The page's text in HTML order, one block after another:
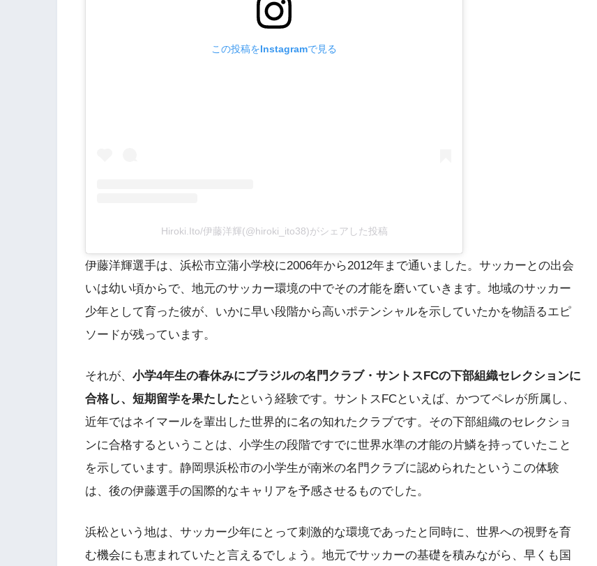
この投稿をInstagramで見る
Hiroki.Ito/伊藤洋輝(@hiroki_ito38)がシェアした投稿
伊藤洋輝選手は、浜松市立蒲小学校に2006年から2012年まで通いました。サッカーとの出会
いは幼い頃からで、地元のサッカー環境の中でその才能を磨いていきます。地域のサッカー
少年として育った彼が、いかに早い段階から高いポテンシャルを示していたかを物語るエピ
ソードが残っています。
それが、 小学4年生の春休みにブラジルの名門クラブ・サントスFCの下部組織セレクションに
合格し、短期留学を果たした という経験です。サントスFCといえば、かつてペレが所属し、
近年ではネイマールを輩出した世界的に名の知れたクラブです。その下部組織のセレクショ
ンに合格するということは、小学生の段階ですでに世界水準の才能の片鱗を持っていたこと
を示しています。静岡県浜松市の小学生が南米の名門クラブに認められたというこの体験
は、後の伊藤選手の国際的なキャリアを予感させるものでした。
浜松という地は、サッカー少年にとって刺激的な環境であったと同時に、世界への視野を育
む機会にも恵まれていたと言えるでしょう。地元でサッカーの基礎を積みながら、早くも国